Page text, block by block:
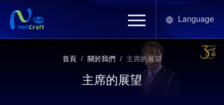
Language
首頁 / 關於我們 / 主席的展望
主席的展望